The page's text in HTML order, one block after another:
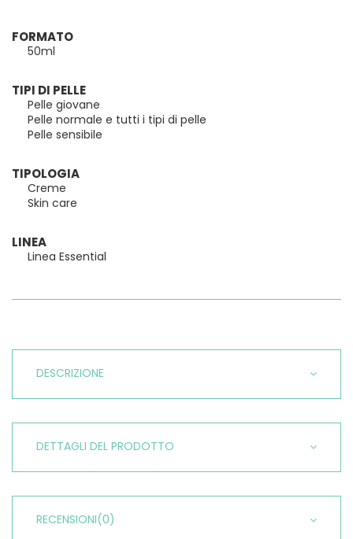
FORMATO
50ml
TIPI DI PELLE
Pelle giovane
Pelle normale e tutti i tipi di pelle
Pelle sensibile
TIPOLOGIA
Creme
Skin care
LINEA
Linea Essential
DESCRIZIONE
DETTAGLI DEL PRODOTTO
RECENSIONI(0)